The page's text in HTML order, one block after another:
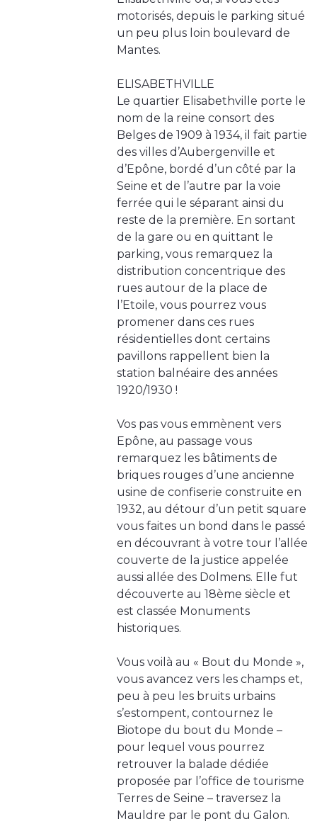
motorisés, depuis le parking situé
un peu plus loin boulevard de
Mantes.
ELISABETHVILLE
Le quartier Elisabethville porte le
nom de la reine consort des
Belges de 1909 à 1934, il fait partie
des villes d’Aubergenville et
d’Epône, bordé d’un côté par la
Seine et de l’autre par la voie
ferrée qui le séparant ainsi du
reste de la première. En sortant
de la gare ou en quittant le
parking, vous remarquez la
distribution concentrique des
rues autour de la place de
l’Etoile, vous pourrez vous
promener dans ces rues
résidentielles dont certains
pavillons rappellent bien la
station balnéaire des années
1920/1930 !
Vos pas vous emmènent vers
Epône, au passage vous
remarquez les bâtiments de
briques rouges d’une ancienne
usine de confiserie construite en
1932, au détour d’un petit square
vous faites un bond dans le passé
en découvrant à votre tour l’allée
couverte de la justice appelée
aussi allée des Dolmens. Elle fut
découverte au 18ème siècle et
est classée Monuments
historiques.
Vous voilà au « Bout du Monde »,
vous avancez vers les champs et,
peu à peu les bruits urbains
s’estompent, contournez le
Biotope du bout du Monde –
pour lequel vous pourrez
retrouver la balade dédiée
proposée par l’office de tourisme
Terres de Seine – traversez la
Mauldre par le pont du Galon.